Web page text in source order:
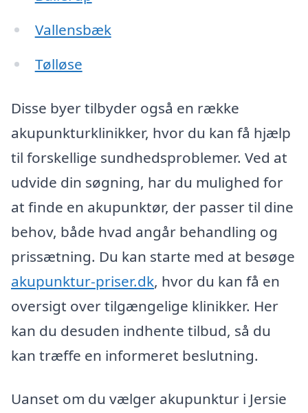
Vallensbæk
Tølløse
Disse byer tilbyder også en række
akupunkturklinikker, hvor du kan få hjælp
til forskellige sundhedsproblemer. Ved at
udvide din søgning, har du mulighed for
at finde en akupunktør, der passer til dine
behov, både hvad angår behandling og
prissætning. Du kan starte med at besøge
akupunktur-priser.dk, hvor du kan få en
oversigt over tilgængelige klinikker. Her
kan du desuden indhente tilbud, så du
kan træffe en informeret beslutning.
Uanset om du vælger akupunktur i Jersie